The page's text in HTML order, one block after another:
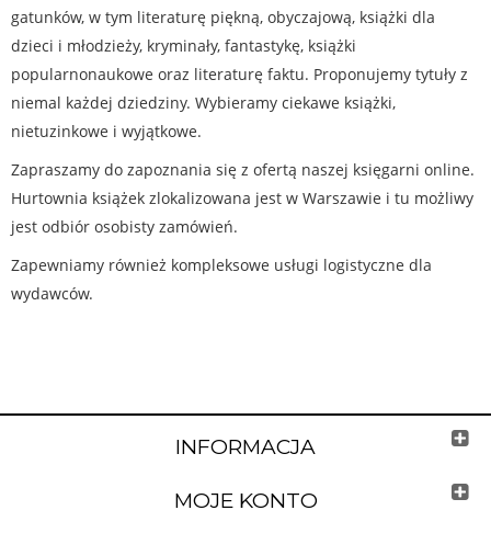
gatunków, w tym literaturę piękną, obyczajową, książki dla
dzieci i młodzieży, kryminały, fantastykę, książki
popularnonaukowe oraz literaturę faktu. Proponujemy tytuły z
niemal każdej dziedziny. Wybieramy ciekawe książki,
nietuzinkowe i wyjątkowe.
Zapraszamy do zapoznania się z ofertą naszej księgarni online.
Hurtownia książek zlokalizowana jest w Warszawie i tu możliwy
jest odbiór osobisty zamówień.
Zapewniamy również kompleksowe usługi logistyczne dla
wydawców.
INFORMACJA
MOJE KONTO